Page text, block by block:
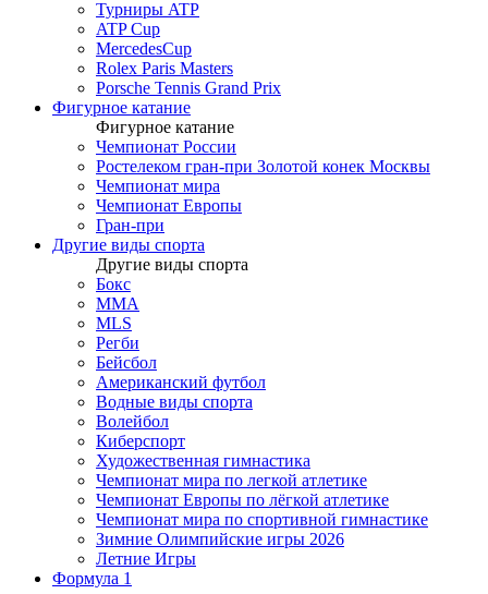
Турниры ATP
ATP Cup
MercedesCup
Rolex Paris Masters
Porsche Tennis Grand Prix
Фигурное катание
Фигурное катание
Чемпионат России
Ростелеком гран-при Золотой конек Москвы
Чемпионат мира
Чемпионат Европы
Гран-при
Другие виды спорта
Другие виды спорта
Бокс
MMA
MLS
Регби
Бейсбол
Американский футбол
Водные виды спорта
Волейбол
Киберспорт
Художественная гимнастика
Чемпионат мира по легкой атлетике
Чемпионат Европы по лёгкой атлетике
Чемпионат мира по спортивной гимнастике
Зимние Олимпийские игры 2026
Летние Игры
Формула 1